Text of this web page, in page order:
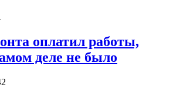
оплатил работы,
деле не было